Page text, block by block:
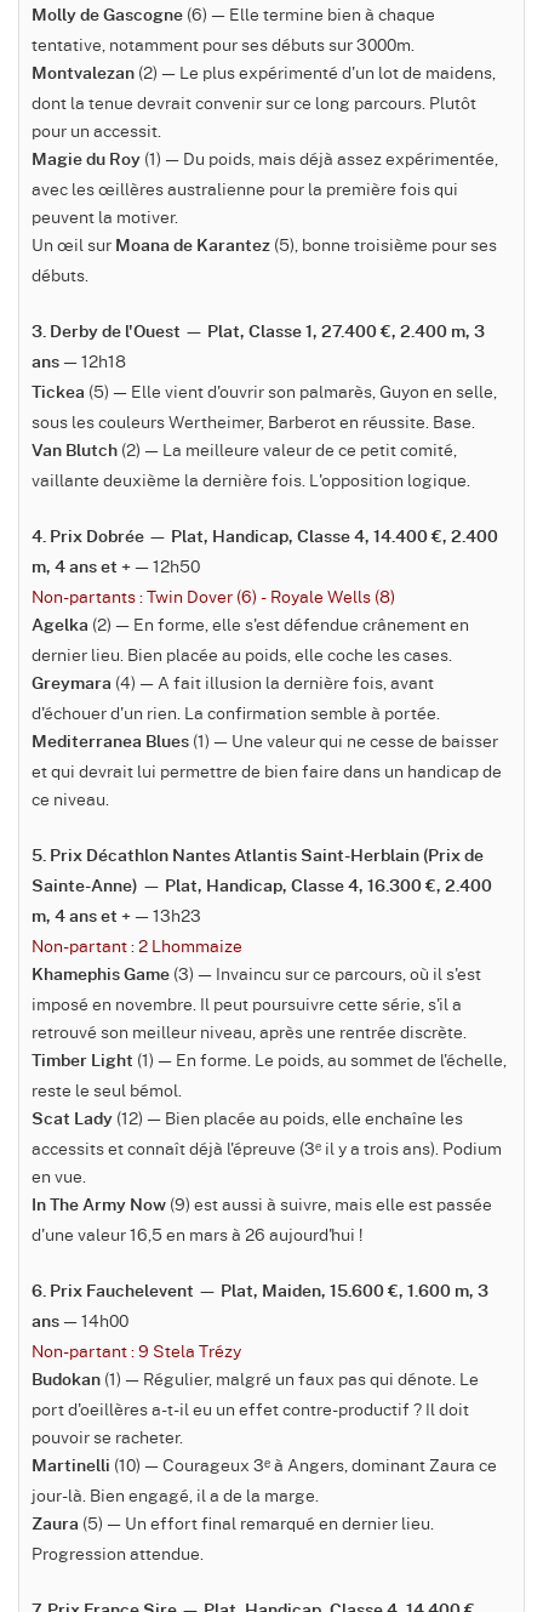
Molly de Gascogne (6) — Elle termine bien à chaque
tentative, notamment pour ses débuts sur 3000m.
Montvalezan (2) — Le plus expérimenté d'un lot de maidens,
dont la tenue devrait convenir sur ce long parcours. Plutôt
pour un accessit.
Magie du Roy (1) — Du poids, mais déjà assez expérimentée,
avec les œillères australienne pour la première fois qui
peuvent la motiver.
Un œil sur Moana de Karantez (5), bonne troisième pour ses
débuts.
3. Derby de l'Ouest — Plat, Classe 1, 27.400 €, 2.400 m, 3
ans — 12h18
Tickea (5) — Elle vient d'ouvrir son palmarès, Guyon en selle,
sous les couleurs Wertheimer, Barberot en réussite. Base.
Van Blutch (2) — La meilleure valeur de ce petit comité,
vaillante deuxième la dernière fois. L'opposition logique.
4. Prix Dobrée — Plat, Handicap, Classe 4, 14.400 €, 2.400
m, 4 ans et + — 12h50
Non-partants : Twin Dover (6) - Royale Wells (8)
Agelka (2) — En forme, elle s'est défendue crânement en
dernier lieu. Bien placée au poids, elle coche les cases.
Greymara (4) — A fait illusion la dernière fois, avant
d'échouer d'un rien. La confirmation semble à portée.
Mediterranea Blues (1) — Une valeur qui ne cesse de baisser
et qui devrait lui permettre de bien faire dans un handicap de
ce niveau.
5. Prix Décathlon Nantes Atlantis Saint-Herblain (Prix de
Sainte-Anne) — Plat, Handicap, Classe 4, 16.300 €, 2.400
m, 4 ans et + — 13h23
Non-partant : 2 Lhommaize
Khamephis Game (3) — Invaincu sur ce parcours, où il s'est
imposé en novembre. Il peut poursuivre cette série, s'il a
retrouvé son meilleur niveau, après une rentrée discrète.
Timber Light (1) — En forme. Le poids, au sommet de l'échelle,
reste le seul bémol.
Scat Lady (12) — Bien placée au poids, elle enchaîne les
accessits et connaît déjà l'épreuve (3ᵉ il y a trois ans). Podium
en vue.
In The Army Now (9) est aussi à suivre, mais elle est passée
d'une valeur 16,5 en mars à 26 aujourd'hui !
6. Prix Fauchelevent — Plat, Maiden, 15.600 €, 1.600 m, 3
ans — 14h00
Non-partant : 9 Stela Trézy
Budokan (1) — Régulier, malgré un faux pas qui dénote. Le
port d'oeillères a-t-il eu un effet contre-productif ? Il doit
pouvoir se racheter.
Martinelli (10) — Courageux 3ᵉ à Angers, dominant Zaura ce
jour-là. Bien engagé, il a de la marge.
Zaura (5) — Un effort final remarqué en dernier lieu.
Progression attendue.